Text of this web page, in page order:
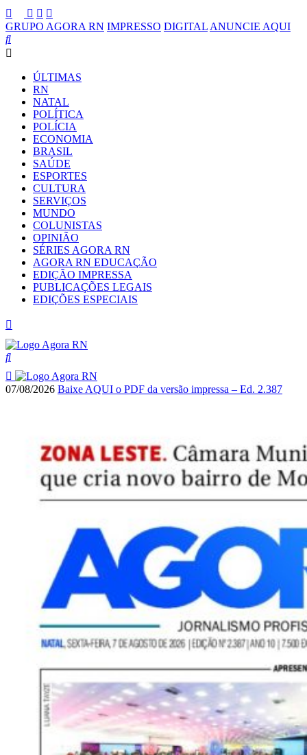
GRUPO AGORA RN IMPRESSO DIGITAL ANUNCIE AQUI
ÚLTIMAS
RN
NATAL
POLÍTICA
POLÍCIA
ECONOMIA
BRASIL
SAÚDE
ESPORTES
CULTURA
SERVIÇOS
MUNDO
COLUNISTAS
OPINIÃO
SÉRIES AGORA RN
AGORA RN EDUCAÇÃO
EDIÇÃO IMPRESSA
PUBLICAÇÕES LEGAIS
EDIÇÕES ESPECIAIS
07/08/2026 Baixe AQUI o PDF da versão impressa – Ed. 2.387